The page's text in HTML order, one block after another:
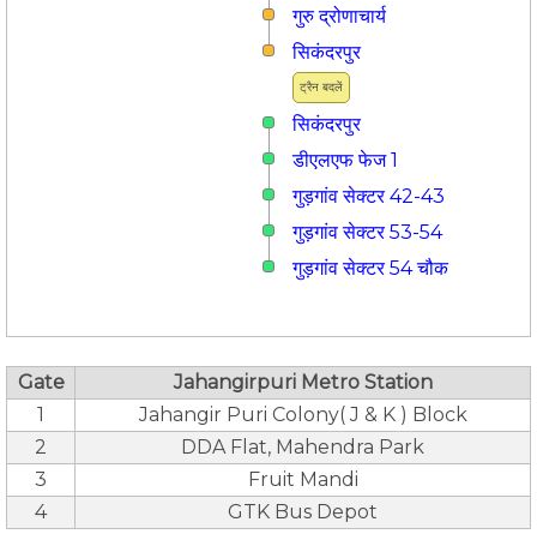
गुरु द्रोणाचार्य
ट्रैन बदलें
सिकंदरपुर
सिकंदरपुर
डीएलएफ फेज 1
गुड़गांव सेक्टर 42-43
गुड़गांव सेक्टर 53-54
गुड़गांव सेक्टर 54 चौक
Gate
Jahangirpuri Metro Station
1
Jahangir Puri Colony( J & K ) Block
2
DDA Flat, Mahendra Park
3
Fruit Mandi
4
GTK Bus Depot